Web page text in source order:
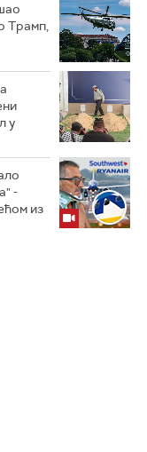
Трамп,
у
-
из